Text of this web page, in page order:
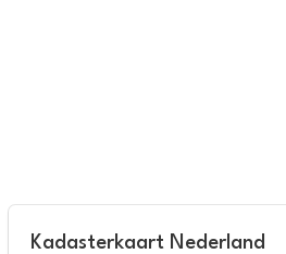
Kadasterkaart Nederland